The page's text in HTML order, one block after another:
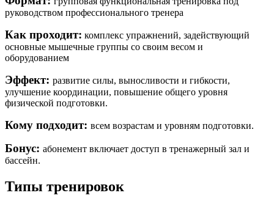
руководством профессионального тренера
Как проходит: комплекс упражнений, задействующий
основные мышечные группы со своим весом и
оборудованием
Эффект: развитие силы, выносливости и гибкости,
улучшение координации, повышение общего уровня
физической подготовки.
Кому подходит: всем возрастам и уровням подготовки.
Бонус: абонемент включает доступ в тренажерный зал и
бассейн.
Типы тренировок